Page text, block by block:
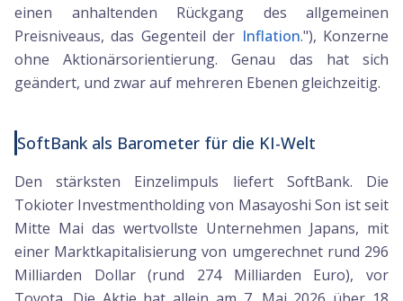
einen anhaltenden Rückgang des allgemeinen
Preisniveaus, das Gegenteil der Inflation."), Konzerne
ohne Aktionärsorientierung. Genau das hat sich
geändert, und zwar auf mehreren Ebenen gleichzeitig.
SoftBank als Barometer für die KI-Welt
Den stärksten Einzelimpuls liefert SoftBank. Die
Tokioter Investmentholding von Masayoshi Son ist seit
Mitte Mai das wertvollste Unternehmen Japans, mit
einer Marktkapitalisierung von umgerechnet rund 296
Milliarden Dollar (rund 274 Milliarden Euro), vor